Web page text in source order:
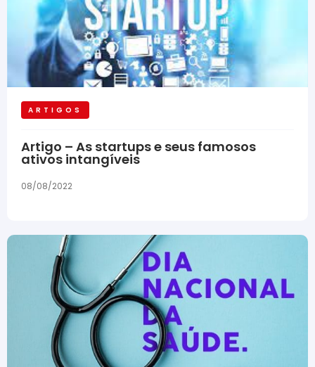
ARTIGOS
Artigo – As startups e seus famosos
ativos intangíveis
08/08/2022